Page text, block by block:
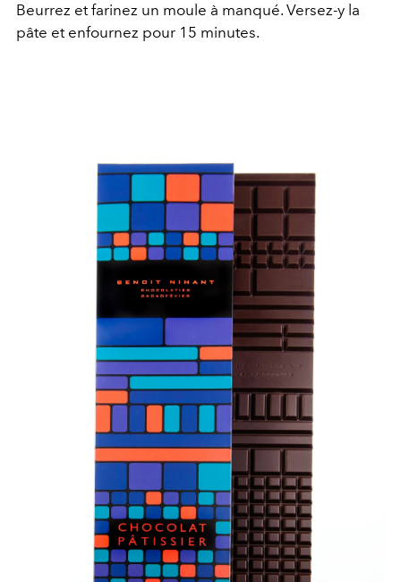
Beurrez et farinez un moule à manqué. Versez-y la
pâte et enfournez pour 15 minutes.